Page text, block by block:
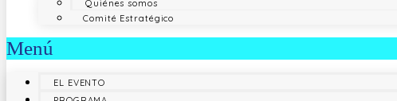
Quiénes somos
Comité Estratégico
Menú
EL EVENTO